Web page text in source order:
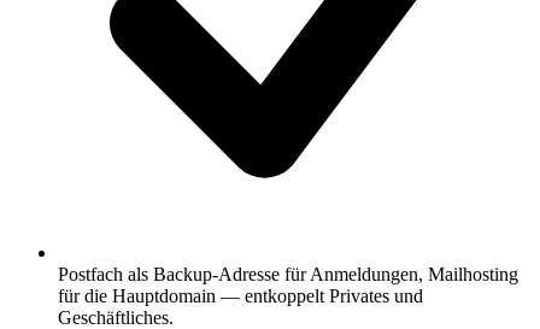
Postfach als Backup-Adresse für Anmeldungen, Mailhosting
für die Hauptdomain — entkoppelt Privates und
Geschäftliches.